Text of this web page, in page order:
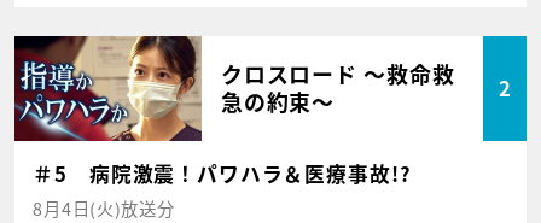
クロスロード ～救命救
急の約束～
2
＃5 病院激震！パワハラ＆医療事故!?
8月4日(火)放送分